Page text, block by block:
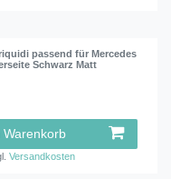
passend für Mercedes
Schwarz Matt
Warenkorb
Versandkosten